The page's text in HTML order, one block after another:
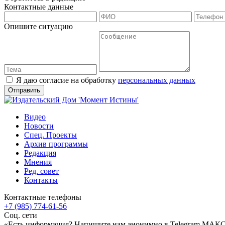
Контактные данные
Опишите ситуацию
Я даю согласие на обработку персональных данных
Видео
Новости
Спец. Проекты
Архив программы
Редакция
Мнения
Ред. совет
Контакты
Контактные телефоны
+7 (985) 774-61-56
Соц. сети